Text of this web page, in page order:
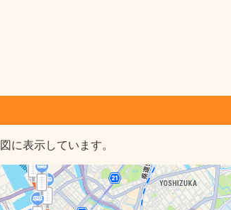
に表示しています。